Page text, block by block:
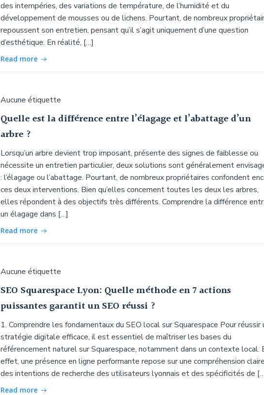
des intempéries, des variations de température, de l’humidité et du
développement de mousses ou de lichens. Pourtant, de nombreux
repoussent son entretien, pensant qu’il s’agit uniquement d’une question
d’esthétique. En réalité, […]
Read more
Aucune étiquette
Quelle est la différence entre l’élagage et l’abattage d’un
arbre ?
Lorsqu’un arbre devient trop imposant, présente des signes de faiblesse ou
nécessite un entretien particulier, deux solutions sont généralement
: l’élagage ou l’abattage. Pourtant, de nombreux propriétaires confondent
ces deux interventions. Bien qu’elles concernent toutes les deux les arbres,
elles répondent à des objectifs très différents. Comprendre la différence
un élagage dans […]
Read more
Aucune étiquette
SEO Squarespace Lyon: Quelle méthode en 7 actions
puissantes garantit un SEO réussi ?
1. Comprendre les fondamentaux du SEO local sur Squarespace Pour réussir
stratégie digitale efficace, il est essentiel de maîtriser les bases du
référencement naturel sur Squarespace, notamment dans un contexte local.
effet, une présence en ligne performante repose sur une compréhension claire
des intentions de recherche des utilisateurs lyonnais et des spécificités de
Read more